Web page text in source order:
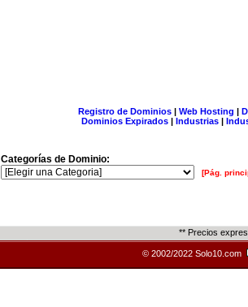
Registro de Dominios| Web Hosting |
Dominios Expirados | Industrias |
Categorías de Dominio:
[Pág.
** Precios
© 2002/2022 Solo10.com